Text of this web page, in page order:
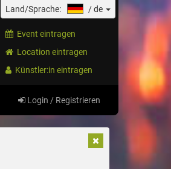
Land/Sprache: /de
Event eintragen
Location eintragen
Künstler:in eintragen
Login / Registrieren